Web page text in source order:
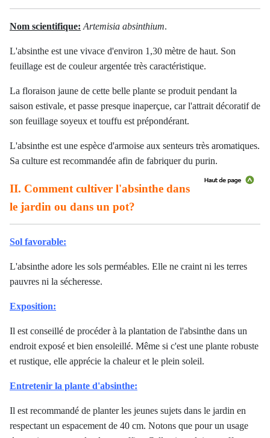
Nom scientifique: Artemisia absinthium.
L'absinthe est une vivace d'environ 1,30 mètre de haut. Son
feuillage est de couleur argentée très caractéristique.
La floraison jaune de cette belle plante se produit pendant la
saison estivale, et passe presque inaperçue, car l'attrait décoratif de
son feuillage soyeux et touffu est prépondérant.
L'absinthe est une espèce d'armoise aux senteurs très aromatiques.
Sa culture est recommandée afin de fabriquer du purin.
II. Comment cultiver l'absinthe dans
le jardin ou dans un pot?
Sol favorable:
L'absinthe adore les sols perméables. Elle ne craint ni les terres
pauvres ni la sécheresse.
Exposition:
Il est conseillé de procéder à la plantation de l'absinthe dans un
endroit exposé et bien ensoleillé. Même si c'est une plante robuste
et rustique, elle apprécie la chaleur et le plein soleil.
Entretenir la plante d'absinthe:
Il est recommandé de planter les jeunes sujets dans le jardin en
respectant un espacement de 40 cm. Notons que pour un usage